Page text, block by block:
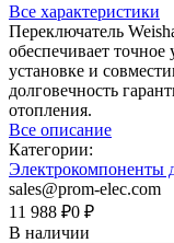
Все характеристики
Переключатель
обеспечивает точное
установке и
долговечность
отопления.
Все описание
Категории:
Электрокомпоненты
sales@prom-elec.com
11 988 ₽0 ₽
В наличии